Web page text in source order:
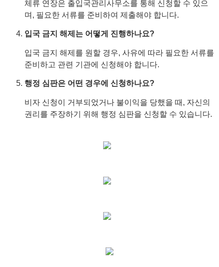
체류 연장은 출입국관리사무소를 통해 신청할 수 있으
며, 필요한 서류를 준비하여 제출해야 합니다.
입국 금지 해제는 어떻게 진행하나요?
입국 금지 해제를 원할 경우, 사유에 따라 필요한 서류를
준비하고 관련 기관에 신청해야 합니다.
행정 심판은 어떤 경우에 신청하나요?
비자 신청이 거부되었거나 불이익을 당했을 때, 자신의
권리를 주장하기 위해 행정 심판을 신청할 수 있습니다.